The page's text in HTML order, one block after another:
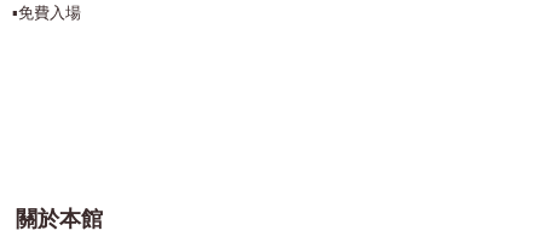
▪️免費入場
關於本館